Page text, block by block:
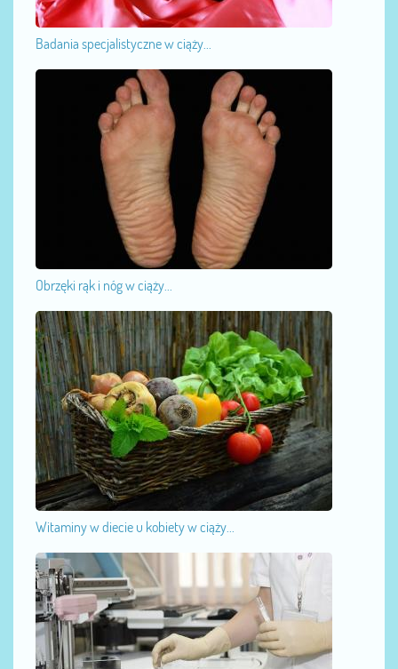
Badania specjalistyczne w ciąży...
Obrzęki rąk i nóg w ciąży...
Witaminy w diecie u kobiety w ciąży...